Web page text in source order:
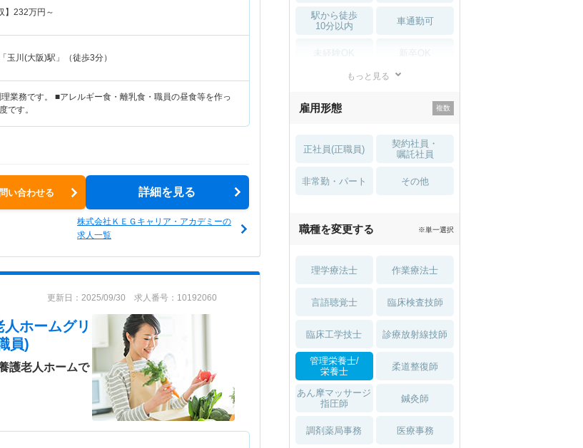
232万円～
玉川(大阪)駅」（徒歩3分）
業務です。 ■アレルギー食・離乳食・職員の昼食等を作っ
です。
い合わせる 詳細を見る
株式会社ＫＥＧキャリア・アカデミーの
求人一覧
更新日：2025/09/30 求人番号：10192060
ホームグリ
員)
護老人ホームで
駅から徒歩
10分以内
車通勤可
住宅手当・補助
土日祝休 無資格 OK
積極採用中 WEB面接OK
もっと見る
雇用形態
正社員(正職員)
契約社員・
嘱託社員
非常勤・パート その他
職種を変更する ※単一選択
理学療法士 作業療法士
言語聴覚士 臨床検査技師
臨床工学技士 診療放射線技師
管理栄養士/
栄養士
柔道整復師
あん摩マッサージ
指圧師
鍼灸師
調剤薬局事務 医療事務